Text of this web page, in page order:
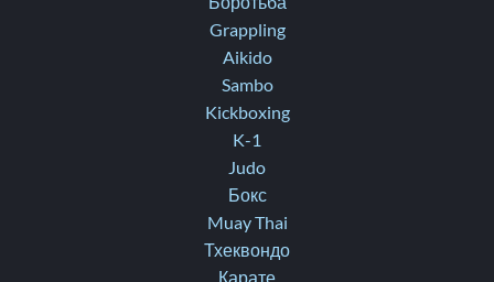
Grappling
Aikido
Sambo
Kickboxing
K-1
Judo
Бокс
Muay Thai
Тхеквондо
Карате